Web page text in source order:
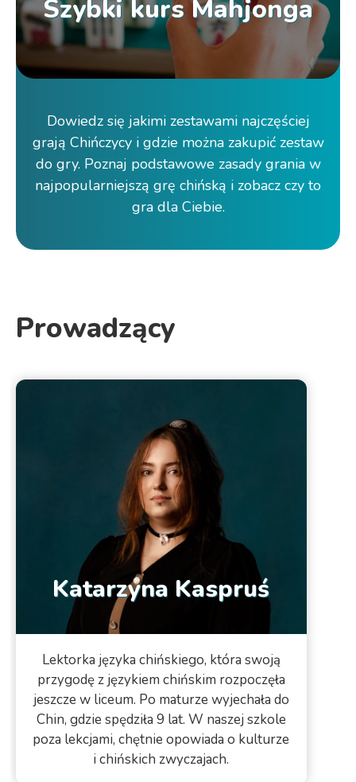
Szybki kurs Mahjonga
Dowiedz się jakimi zestawami najczęściej
grają Chińczycy i gdzie można zakupić zestaw
do gry. Poznaj podstawowe zasady grania w
najpopularniejszą grę chińską i zobacz czy to
gra dla Ciebie.
Prowadzący
Katarzyna Kaspruś
Lektorka języka chińskiego, która swoją
przygodę z językiem chińskim rozpoczęła
jeszcze w liceum. Po maturze wyjechała do
Chin, gdzie spędziła 9 lat. W naszej szkole
poza lekcjami, chętnie opowiada o kulturze
i chińskich zwyczajach.